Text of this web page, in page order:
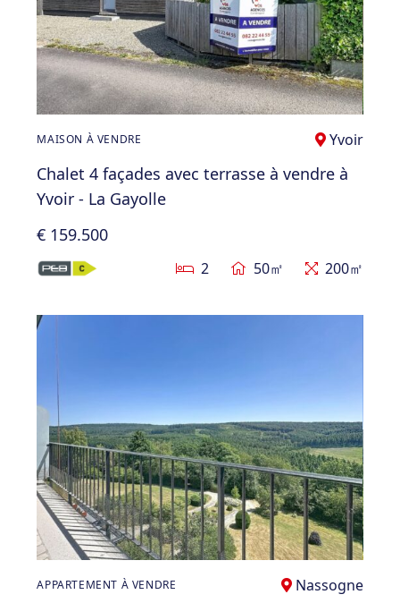
MAISON À VENDRE Yvoir
Chalet 4 façades avec terrasse à vendre à
Yvoir - La Gayolle
€ 159.500
2 50㎡ 200㎡
APPARTEMENT À VENDRE Nassogne